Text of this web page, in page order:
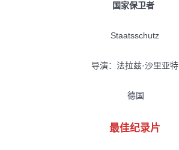
国家保卫者
Staatsschutz
导演：法拉兹·沙里亚特
德国
最佳纪录片